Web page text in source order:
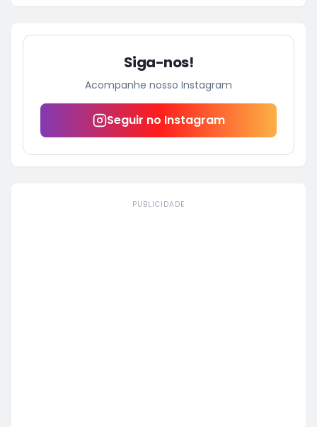
Siga-nos!
Acompanhe nosso Instagram
Seguir no Instagram
PUBLICIDADE